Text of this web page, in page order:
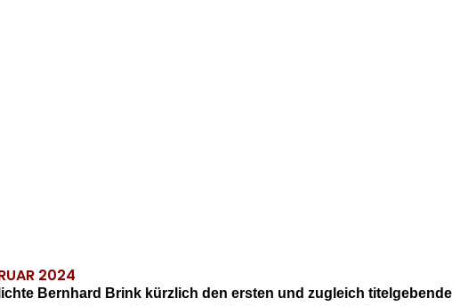
2024
Bernhard Brink kürzlich den ersten und zugleich